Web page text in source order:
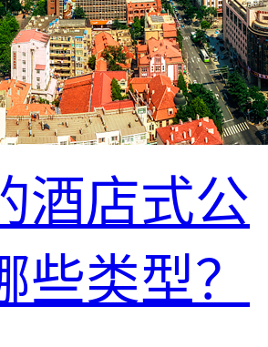
酒店式公
些类型？